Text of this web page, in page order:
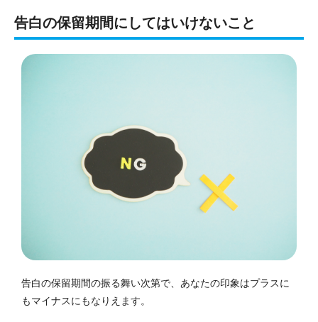
告白の保留期間にしてはいけないこと
告白の保留期間の振る舞い次第で、あなたの印象はプラスに
もマイナスにもなりえます。